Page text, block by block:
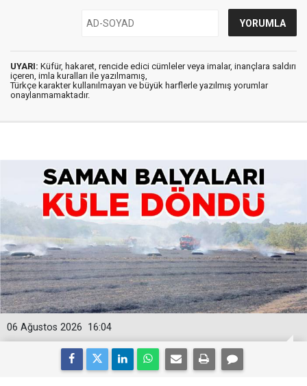
UYARI: Küfür, hakaret, rencide edici cümleler veya imalar, inançlara saldırı
içeren, imla kuralları ile yazılmamış,
Türkçe karakter kullanılmayan ve büyük harflerle yazılmış yorumlar
onaylanmamaktadır.
16:04
06 Ağustos 2026